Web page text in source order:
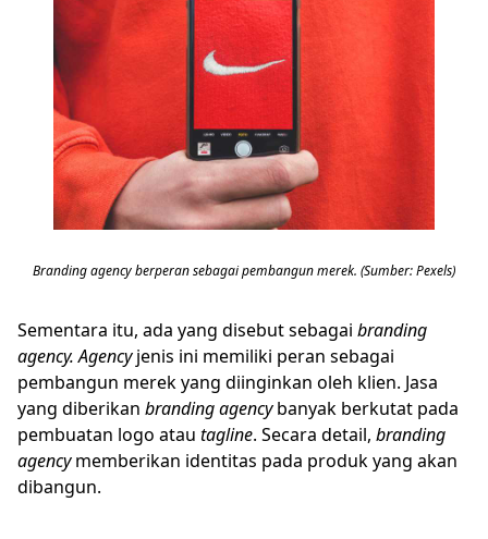
Branding agency berperan sebagai pembangun merek. (Sumber: Pexels)
Sementara itu, ada yang disebut sebagai branding
agency. Agencyjenis ini memiliki peran sebagai
pembangun merek yang diinginkan oleh klien. Jasa
yang diberikan brandingagencybanyak berkutat pada
pembuatan logo atau tagline. Secara detail, branding
agencymemberikan identitas pada produk yang akan
dibangun.